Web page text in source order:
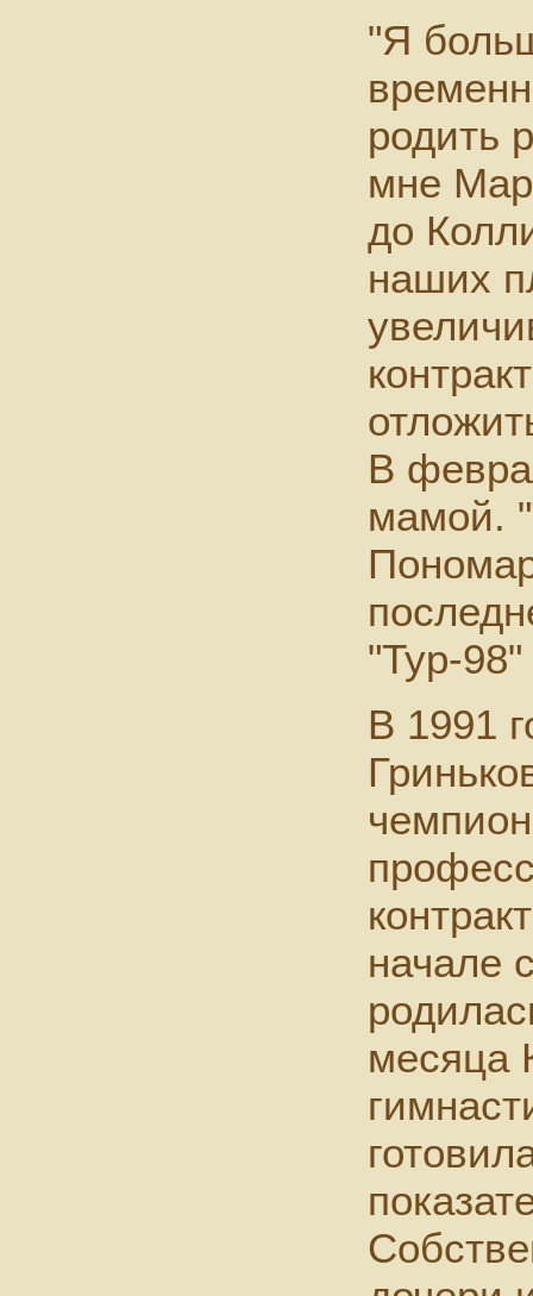
"Я
родить
мне
до
наших
В
мамой.
"Тур-
В 1991
начале
месяца